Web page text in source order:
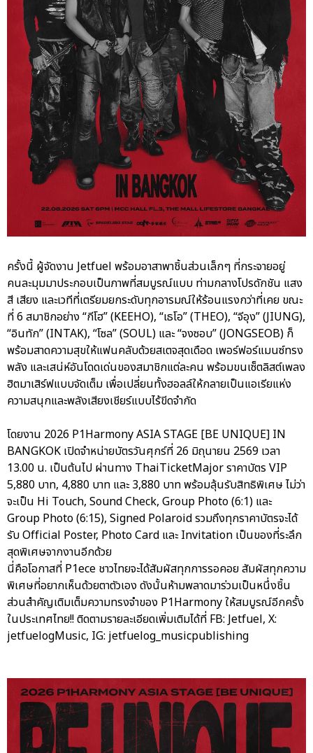
ครั้งนี้ ผู้จัดงาน Jetfuel พร้อมอาสาพาชิ้นส่วนเล็กๆ ที่กระจายอยู่
คนละมุมมาประกอบเป็นภาพที่สมบูรณ์แบบ ท่ามกลางโปรดักชัน แสง
สี เสียง และเวทีที่เตรียมยกระดับทุกอารมณ์ให้ร้อนแรงกว่าที่เคย ขณะ
ที่ 6 สมาชิกอย่าง “กีโฮ” (KEEHO), “เธโอ” (THEO), “จีอุง” (JIUNG),
“อินทัก” (INTAK), “โซล” (SOUL) และ “จงซอบ” (JONGSEOB) ก็
พร้อมสาดความสุขให้แฟนคลับด้วยสเตจสุดเดือด เพอร์ฟอร์แมนซ์ทรง
พลัง และเสน่ห์อันโดดเด่นของสมาชิกแต่ละคน พร้อมขนเซ็ตลิสต์เพลง
ฮิตมาเสิร์ฟแบบจัดเต็ม เพื่อเปลี่ยนทั้งฮอลล์ให้กลายเป็นแอเรียแห่ง
ความสนุกและพลังเสียงเชียร์แบบไร้ขีดจำกัด
โดยงาน 2026 P1Harmony ASIA STAGE [BE UNIQUE] IN
BANGKOK เปิดจำหน่ายบัตรวันศุกร์ที่ 26 มิถุนายน 2569 เวลา
13.00 น. เป็นต้นไป ผ่านทาง ThaiTicketMajor ราคาบัตร VIP
5,880 บาท, 4,880 บาท และ 3,880 บาท พร้อมลุ้นรับสิทธิพิเศษ ไม่ว่า
จะเป็น Hi Touch, Sound Check, Group Photo (6:1) และ
Group Photo (6:15), Signed Polaroid รวมถึงทุกราคาบัตรจะได้
รับ Official Poster, Photo Card และ Invitation เป็นของที่ระลึก
สุดพิเศษจากงานอีกด้วย
นี่คือโอกาสที่ P1ece ชาวไทยจะได้สัมผัสทุกการรอคอย สัมผัสทุกความ
พิเศษที่อยากเห็นด้วยตาตัวเอง ดังนั้นห้ามพลาดมาร่วมเป็นหนึ่งชิ้น
ส่วนสำคัญเติมเต็มความทรงจำของ P1Harmony ให้สมบูรณ์อีกครั้ง
ในประเทศไทย!! ติดตามรายละเอียดเพิ่มเติมได้ที่ FB: Jetfuel, X:
jetfuelogMusic, IG: jetfuelog_musicpublishing